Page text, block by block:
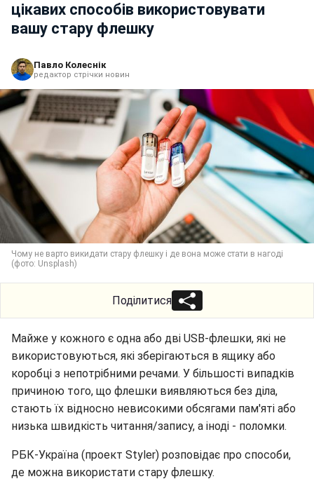
цікавих способів використовувати
вашу стару флешку
Павло Колеснік
редактор стрічки новин
Чому не варто викидати стару флешку і де вона може стати в нагоді
(фото: Unsplash)
Поділитися
Майже у кожного є одна або дві USB-флешки, які не
використовуються, які зберігаються в ящику або
коробці з непотрібними речами. У більшості випадків
причиною того, що флешки виявляються без діла,
стають їх відносно невисокими обсягами пам'яті або
низька швидкість читання/запису, а іноді - поломки.
РБК-Україна (проект Styler) розповідає про способи,
де можна використати стару флешку.